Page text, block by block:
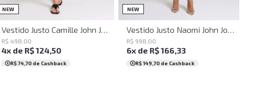
NEW P M
R$ 498 00
4x de R$124,50
R$ 74,70 de Cashback
NEW P M G
R$ 998 00
6x de R$166,33
R$ 149,70 de Cashback